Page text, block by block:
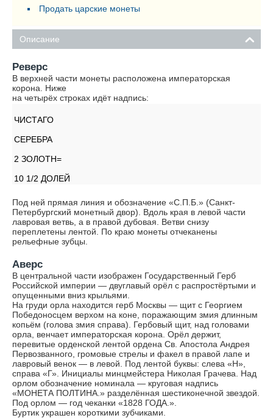
Продать царские монеты
Описание
Реверс
В верхней части монеты расположена императорская
корона. Ниже
на четырёх строках идёт надпись:
ЧИСТАГО
СЕРЕБРА
2 ЗОЛОТН=
10 1/2 ДОЛЕЙ
Под ней прямая линия и обозначение «С.П.Б.» (Санкт-
Петербургский монетный двор). Вдоль края в левой части
лавровая ветвь, а в правой дубовая. Ветви снизу
переплетены лентой. По краю монеты отчеканены
рельефные зубцы.
Аверс
В центральной части изображен Государственный Герб
Российской империи — двуглавый орёл с распростёртыми и
опущенными вниз крыльями.
На груди орла находится герб Москвы — щит с Георгием
Победоносцем верхом на коне, поражающим змия длинным
копьём (голова змия справа). Гербовый щит, над головами
орла, венчает императорская корона. Орёл держит,
перевитые орденской лентой ордена Св. Апостола Андрея
Первозванного, громовые стрелы и факел в правой лапе и
лавровый венок — в левой. Под лентой буквы: слева «Н»,
справа «Г». Инициалы минцмейстера Николая Грачева. Над
орлом обозначение номинала — круговая надпись
«МОНЕТА ПОЛТИНА.» разделённая шестиконечной звездой.
Под орлом — год чеканки «1828 ГОДА.».
Буртик украшен короткими зубчиками.